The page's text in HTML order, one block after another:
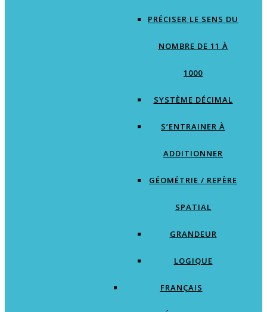
PRÉCISER LE SENS DU
NOMBRE DE 11 À
1000
SYSTÈME DÉCIMAL
S’ENTRAINER À
ADDITIONNER
GÉOMÉTRIE / REPÈRE
SPATIAL
GRANDEUR
LOGIQUE
FRANÇAIS